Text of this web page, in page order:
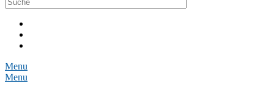
Menu
Menu